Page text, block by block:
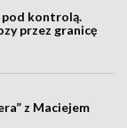
pod kontrolą.
przez granicę
z Maciejem